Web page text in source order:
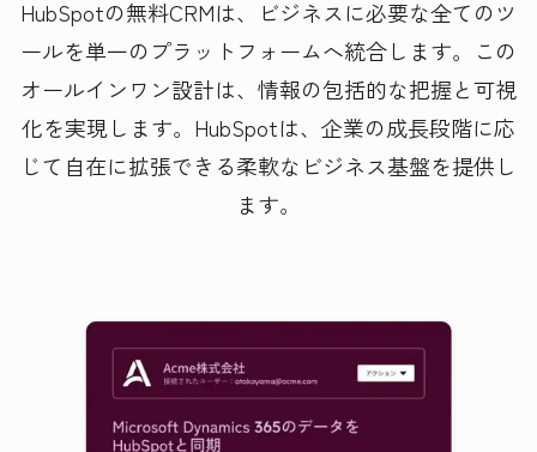
HubSpotの無料CRMは、ビジネスに必要な全てのツ
ールを単一のプラットフォームへ統合します。この
オールインワン設計は、情報の包括的な把握と可視
化を実現します。HubSpotは、企業の成長段階に応
じて自在に拡張できる柔軟なビジネス基盤を提供し
ます。